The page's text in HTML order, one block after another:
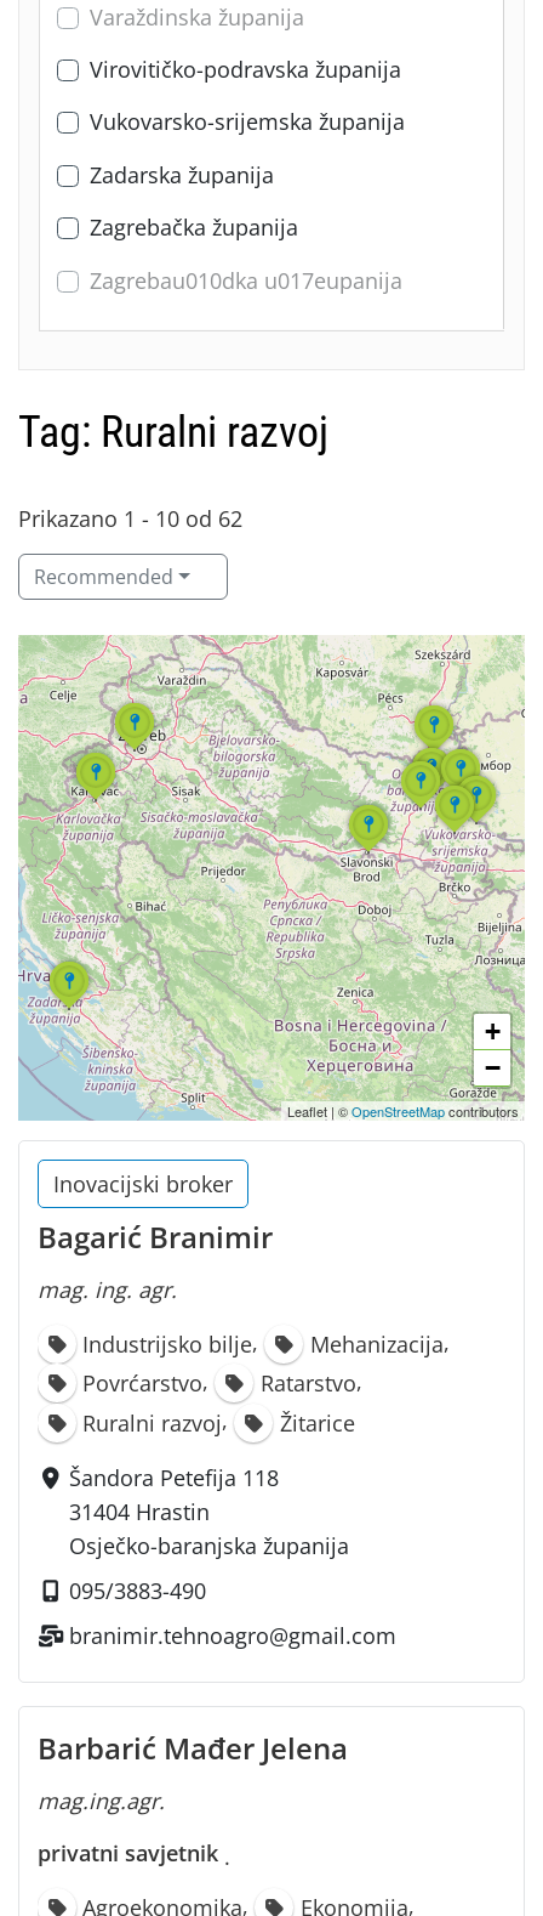
Varaždinska županija
Virovitičko-podravska županija
Vukovarsko-srijemska županija
Zadarska županija
Zagrebačka županija
Zagrebau010dka u017eupanija
Tag: Ruralni razvoj
Prikazano 1 - 10 od 62
Recommended
Inovacijski broker
Bagarić Branimir
mag. ing. agr.
Industrijsko bilje, Mehanizacija,
Povrćarstvo, Ratarstvo,
Ruralni razvoj,
Žitarice
Šandora Petefija 118
31404 Hrastin
Osječko-baranjska županija
095/3883-490
branimir.tehnoagro@gmail.com
Barbarić Mađer Jelena
mag.ing.agr.
privatni savjetnik ·
Agroekonomika, Ekonomija,
+
−
Leaflet | ©OpenStreetMapcontributors